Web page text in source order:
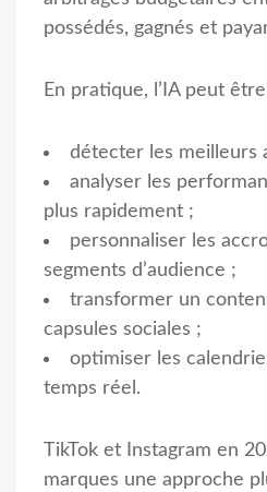
possédés, gagnés et
En pratique, l’IA peut
détecter les meilleurs
analyser les
plus rapidement ;
personnaliser les
segments d’audience ;
transformer un
capsules sociales ;
optimiser les
temps réel.
TikTok et Instagram en
marques une approche